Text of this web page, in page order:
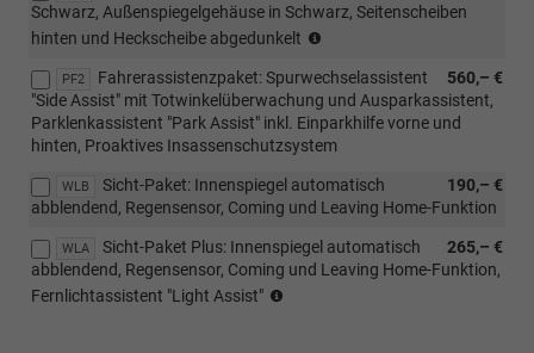
Schwarz, Außenspiegelgehäuse in Schwarz, Seitenscheiben
hinten und Heckscheibe abgedunkelt
mit
Außenlackierung
Deep-
Black
!!
PF2 560,– €
Fahrerassistenzpaket: Spurwechselassistent
"Side Assist" mit Totwinkelüberwachung und Ausparkassistent,
Parklenkassistent "Park Assist" inkl. Einparkhilfe vorne und
hinten, Proaktives Insassenschutzsystem
WLB 190,– €
Sicht-Paket: Innenspiegel automatisch
abblendend, Regensensor, Coming und Leaving Home-Funktion
WLA 265,– €
Sicht-Paket Plus: Innenspiegel automatisch
abblendend, Regensensor, Coming und Leaving Home-Funktion,
Fernlichtassistent "Light Assist"